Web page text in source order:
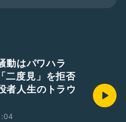
イン
ibushi_gin_doi
program/108390
doi_jisyuku33
動はパワハラ
二度見」を拒否
者人生のトラウ